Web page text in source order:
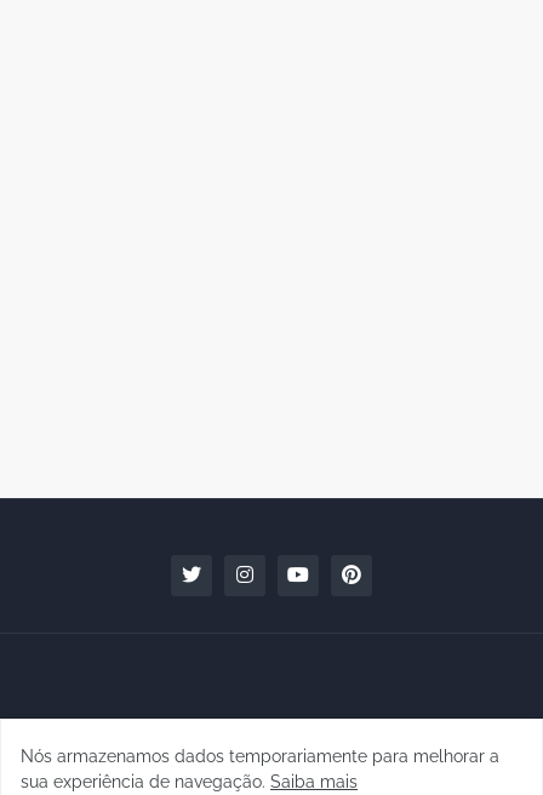
Copyright © 2010 - 2026 | raphanomundo
Nós armazenamos dados temporariamente para melhorar a
sua experiência de navegação. Saiba mais